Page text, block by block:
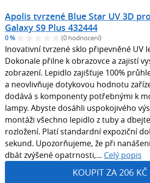
Apolis tvrzené Blue Star UV 3D
Galaxy S9 Plus 432444
0 % (0 hodnocení)
Inovativní tvrzené sklo připevněné UV
Dokonale přilne k obrazovce a zajistí
zobrazení. Lepidlo zajišťuje 100%
a neovlivňuje dotykovou hodnotu
dodává s komponenty potřebnými k
lampy. Abyste dosáhli uspokojivého
montáži všechno lepidlo z tuby a
rozložení. Platí standardní expoziční
sekund. Upozorňujeme, že při
dbát zvýšené opatrnosti,... Celý popis
KOUPIT ZA 206 KČ